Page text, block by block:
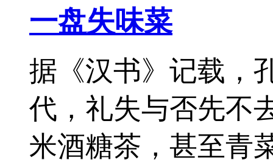
一盘失味菜
据《汉书》记载，
代，礼失与否先不
米酒糖茶，甚至青